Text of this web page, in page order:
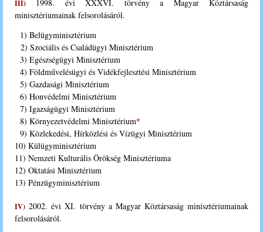
III) 1998. évi XXXVI. törvény a Magyar Köztársaság
minisztériumainak felsorolásáról.
1) Belügyminisztérium
2) Szociális és Családügyi Minisztérium
3) Egészségügyi Minisztérium
4) Földművelésügyi és Vidékfejlesztési Minisztérium
5) Gazdasági Minisztérium
6) Honvédelmi Minisztérium
7) Igazságügyi Minisztérium
8) Környezetvédelmi Minisztérium*
9) Közlekedési, Hírközlési és Vízügyi Minisztérium
10) Külügyminisztérium
11) Nemzeti Kulturális Örökség Minisztériuma
12) Oktatási Minisztérium
13) Pénzügyminisztérium
IV) 2002. évi XI. törvény a Magyar Köztársaság minisztériumainak
felsorolásáról.